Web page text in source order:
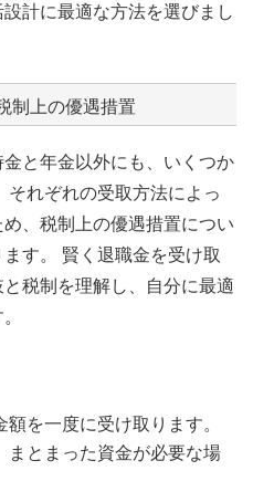
計に最適な方法を選びまし
制上の優遇措置
と年金以外にも、いくつか
れぞれの受取方法によっ
、税制上の優遇措置につい
す。 賢く退職金を受け取
税制を理解し、自分に最適
額を一度に受け取ります。
まとまった資金が必要な場